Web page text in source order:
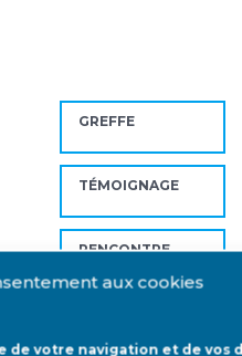
aux cookies
de votre navigation et de vos
GREFFE
TÉMOIGNAGE
RENCONTRE